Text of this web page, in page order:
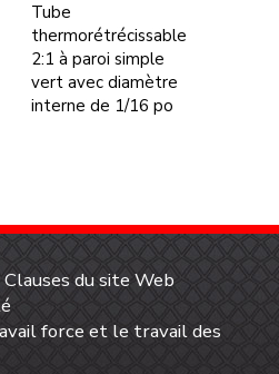
Tube
thermorétrécissable
2:1 à paroi simple
vert avec diamètre
interne de 1/16 po
Clauses du site Web
force et le travail des